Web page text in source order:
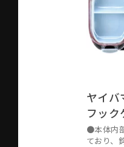
ヤイバ
フック
●本体内
ており、